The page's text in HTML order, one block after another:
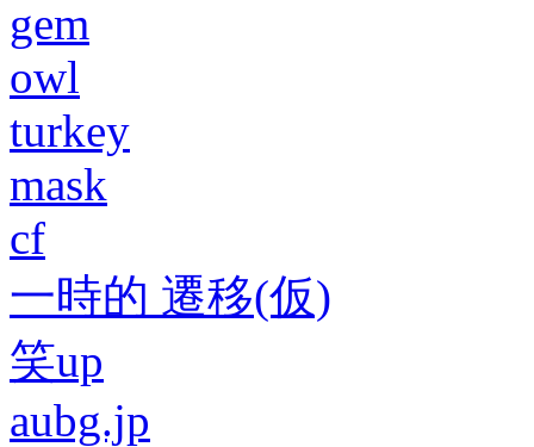
gem
owl
turkey
mask
cf
一時的 遷移(仮)
笑up
aubg.jp